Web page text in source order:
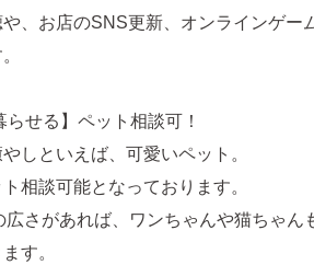
、お店のSNS更新、オンラインゲー
せる】ペット相談可！
しといえば、可愛いペット。
相談可能となっております。
広さがあれば、ワンちゃんや猫ちゃん
す。